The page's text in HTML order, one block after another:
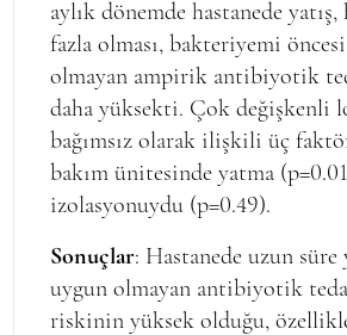
aylık dönemde hastanede
fazla olması, bakteriyemi
olmayan ampirik antibiyotik
daha yüksekti. Çok değişkenli
bağımsız olarak ilişkili üç
bakım ünitesinde yatma
izolasyonuydu (p=0.49).
Sonuçlar: Hastanede uzun
uygun olmayan antibiyotik
riskinin yüksek olduğu,